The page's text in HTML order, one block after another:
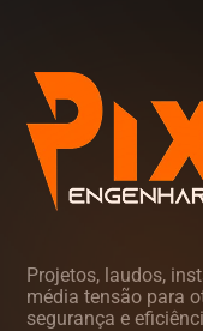
Projetos, laudos,
média tensão para
segurança e